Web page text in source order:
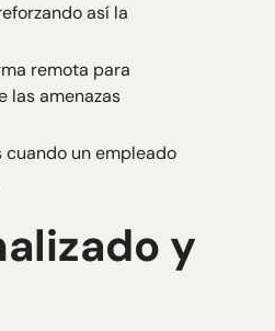
así la
remota para
las amenazas
un empleado
y